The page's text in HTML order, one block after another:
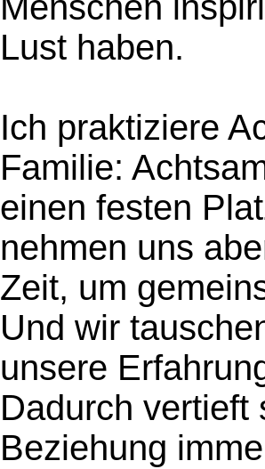
Lust haben.
Ich praktiziere
Familie:
einen festen
nehmen uns
Zeit, um
Und wir
unsere
Dadurch vertieft
Beziehung